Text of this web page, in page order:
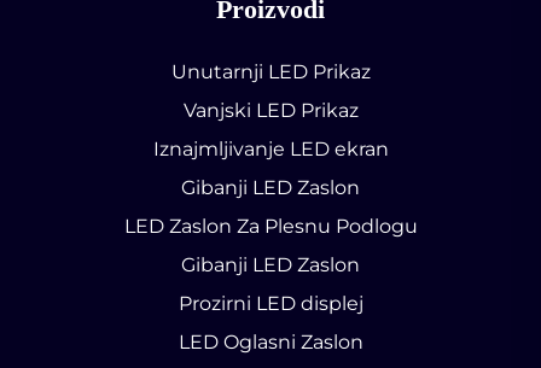
Proizvodi
Unutarnji LED Prikaz
Vanjski LED Prikaz
Iznajmljivanje LED ekran
Gibanji LED Zaslon
LED Zaslon Za Plesnu Podlogu
Gibanji LED Zaslon
Prozirni LED displej
LED Oglasni Zaslon